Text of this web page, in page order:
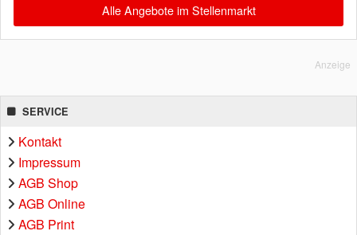
Alle Angebote im Stellenmarkt
Anzeige
SERVICE
Kontakt
Impressum
AGB Shop
AGB Online
AGB Print